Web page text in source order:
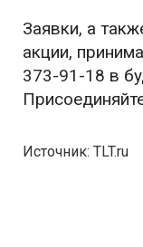
Заявки, а
акции,
373-91-18 в
Источник: TLT.ru